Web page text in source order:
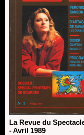
Dispositif SACD
18/03/2026
La Revue du
- Avril 1989